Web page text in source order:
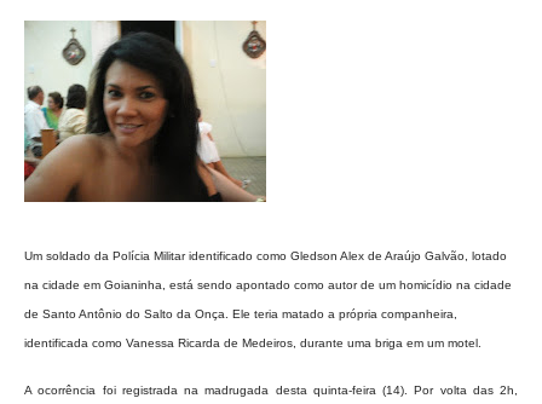
Um soldado da Polícia Militar identificado como Gledson Alex de Araújo Galvão, lotado
na cidade em Goianinha, está sendo apontado como autor de um homicídio na cidade
de Santo Antônio do Salto da Onça. Ele teria matado a própria companheira,
identificada como Vanessa Ricarda de Medeiros, durante uma briga em um motel.
A ocorrência foi registrada na madrugada desta quinta-feira (14). Por volta das 2h,